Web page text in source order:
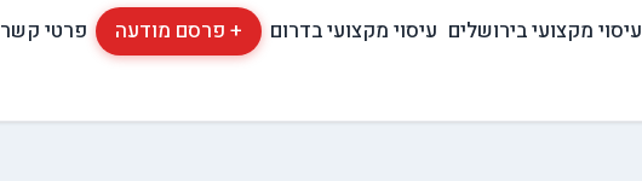
עיסוי מקצועי בירושלים עיסוי מקצועי בדרום + פרסם מודעה פרטי קשר